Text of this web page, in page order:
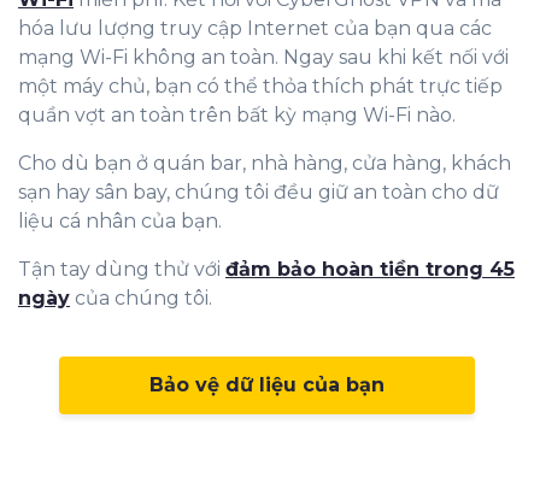
hóa lưu lượng truy cập Internet của bạn qua các
mạng Wi-Fi không an toàn. Ngay sau khi kết nối với
một máy chủ, bạn có thể thỏa thích phát trực tiếp
quần vợt an toàn trên bất kỳ mạng Wi-Fi nào.
Cho dù bạn ở quán bar, nhà hàng, cửa hàng, khách
sạn hay sân bay, chúng tôi đều giữ an toàn cho dữ
liệu cá nhân của bạn.
Tận tay dùng thử với đảm bảo hoàn tiền trong 45
ngày của chúng tôi.
Bảo vệ dữ liệu của bạn